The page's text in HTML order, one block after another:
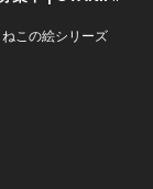
ねこの絵シリーズ